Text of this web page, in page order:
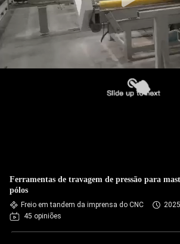
Ferramentas de travagem de pressão para
pólos
Freio em tandem da imprensa do CNC
45 opiniões